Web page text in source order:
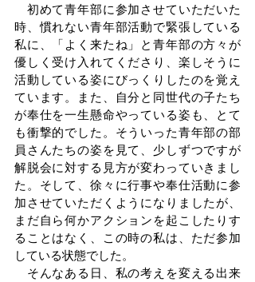
初めて青年部に参加させていただいた
時、慣れない青年部活動で緊張している
私に、「よく来たね」と青年部の方々が
優しく受け入れてくださり、楽しそうに
活動している姿にびっくりしたのを覚え
ています。また、自分と同世代の子たち
が奉仕を一生懸命やっている姿も、とて
も衝撃的でした。そういった青年部の部
員さんたちの姿を見て、少しずつですが
解脱会に対する見方が変わっていきまし
た。そして、徐々に行事や奉仕活動に参
加させていただくようになりましたが、
まだ自ら何かアクションを起こしたりす
ることはなく、この時の私は、ただ参加
している状態でした。
そんなある日、私の考えを変える出来